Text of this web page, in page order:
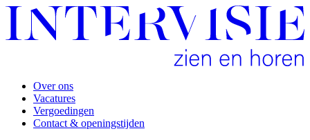
Over ons
Vacatures
Vergoedingen
Contact & openingstijden